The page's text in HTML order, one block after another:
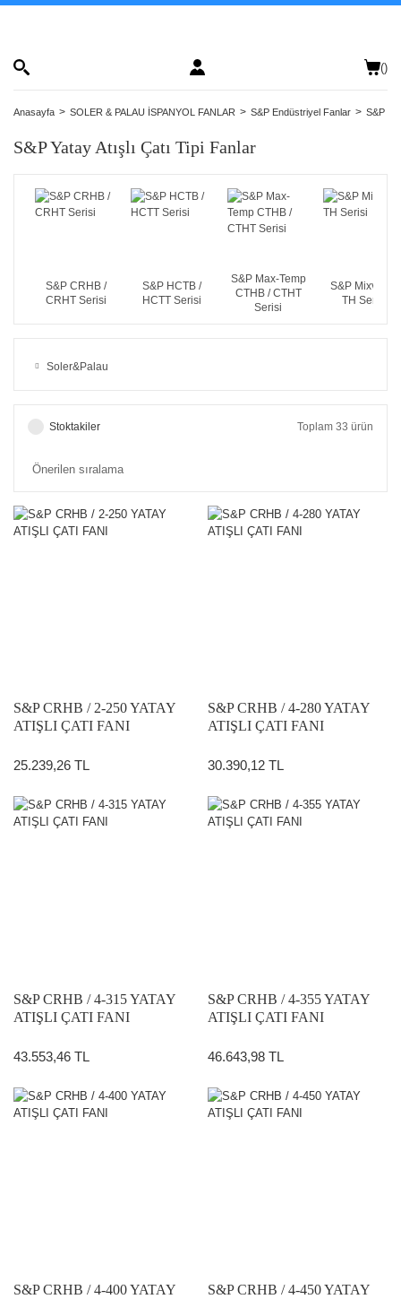
()
Anasayfa SOLER & PALAU İSPANYOL FANLAR S&P Endüstriyel Fanlar S&P
S&P Yatay Atışlı Çatı Tipi Fanlar
S&P CRHB /
CRHT Serisi
S&P HCTB /
HCTT Serisi
S&P Max-Temp
CTHB / CTHT
Serisi
S&P Mixvent -
TH Serisi
Soler&Palau
Stoktakiler Toplam 33 ürün
S&P CRHB / 2-250 YATAY
ATIŞLI ÇATI FANI
25.239,26 TL
S&P CRHB / 4-280 YATAY
ATIŞLI ÇATI FANI
30.390,12 TL
S&P CRHB / 4-315 YATAY
ATIŞLI ÇATI FANI
43.553,46 TL
S&P CRHB / 4-355 YATAY
ATIŞLI ÇATI FANI
46.643,98 TL
S&P CRHB / 4-400 YATAY
S&P CRHB / 4-450 YATAY